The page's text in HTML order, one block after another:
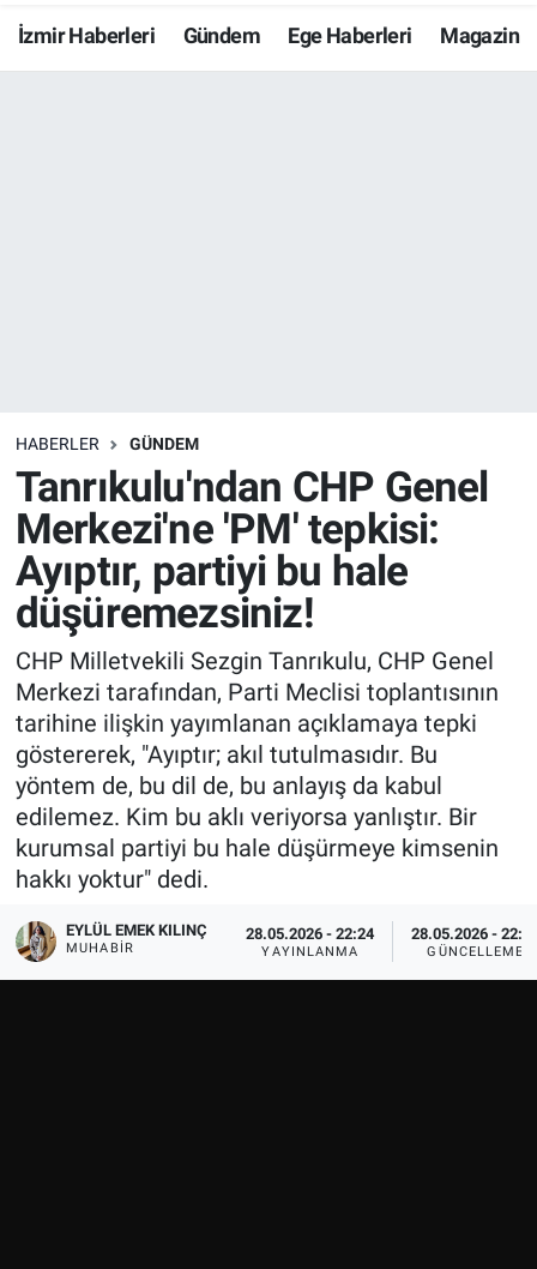
İzmir Haberleri Gündem Ege Haberleri Magazin
HABERLER GÜNDEM
Tanrıkulu'ndan CHP Genel
Merkezi'ne 'PM' tepkisi:
Ayıptır, partiyi bu hale
düşüremezsiniz!
CHP Milletvekili Sezgin Tanrıkulu, CHP Genel
Merkezi tarafından, Parti Meclisi toplantısının
tarihine ilişkin yayımlanan açıklamaya tepki
göstererek, "Ayıptır; akıl tutulmasıdır. Bu
yöntem de, bu dil de, bu anlayış da kabul
edilemez. Kim bu aklı veriyorsa yanlıştır. Bir
kurumsal partiyi bu hale düşürmeye kimsenin
hakkı yoktur" dedi.
EYLÜL EMEK KILINÇ
MUHABIR
28.05.2026 - 22:24
YAYINLANMA
28.05.2026 -
GÜNCELLEME
Resmi İlanlar